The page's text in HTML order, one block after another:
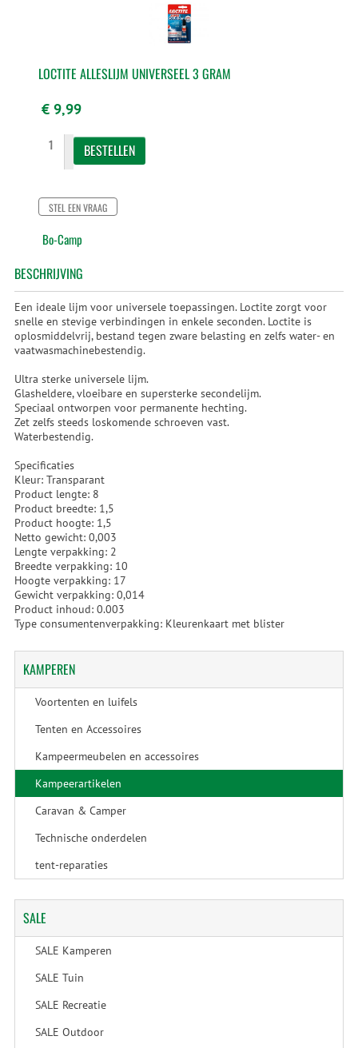
LOCTITE ALLESLIJM UNIVERSEEL 3 GRAM
€ 9,99
STEL EEN VRAAG
Bo-Camp
BESCHRIJVING
Een ideale lijm voor universele toepassingen. Loctite zorgt voor
snelle en stevige verbindingen in enkele seconden. Loctite is
oplosmiddelvrij, bestand tegen zware belasting en zelfs water- en
vaatwasmachinebestendig.
Ultra sterke universele lijm.
Glasheldere, vloeibare en supersterke secondelijm.
Speciaal ontworpen voor permanente hechting.
Zet zelfs steeds loskomende schroeven vast.
Waterbestendig.
Specificaties
Kleur: Transparant
Product lengte: 8
Product breedte: 1,5
Product hoogte: 1,5
Netto gewicht: 0,003
Lengte verpakking: 2
Breedte verpakking: 10
Hoogte verpakking: 17
Gewicht verpakking: 0,014
Product inhoud: 0.003
Type consumentenverpakking: Kleurenkaart met blister
KAMPEREN
Voortenten en luifels
Tenten en Accessoires
Kampeermeubelen en accessoires
Kampeerartikelen
Caravan & Camper
Technische onderdelen
tent-reparaties
SALE
SALE Kamperen
SALE Tuin
SALE Recreatie
SALE Outdoor